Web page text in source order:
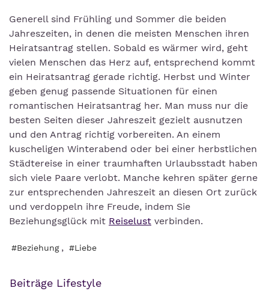
Generell sind Frühling und Sommer die beiden
Jahreszeiten, in denen die meisten Menschen ihren
Heiratsantrag stellen. Sobald es wärmer wird, geht
vielen Menschen das Herz auf, entsprechend kommt
ein Heiratsantrag gerade richtig. Herbst und Winter
geben genug passende Situationen für einen
romantischen Heiratsantrag her. Man muss nur die
besten Seiten dieser Jahreszeit gezielt ausnutzen
und den Antrag richtig vorbereiten. An einem
kuscheligen Winterabend oder bei einer herbstlichen
Städtereise in einer traumhaften Urlaubsstadt haben
sich viele Paare verlobt. Manche kehren später gerne
zur entsprechenden Jahreszeit an diesen Ort zurück
und verdoppeln ihre Freude, indem Sie
Beziehungsglück mit Reiselust verbinden.
#Beziehung , #Liebe
Beiträge Lifestyle